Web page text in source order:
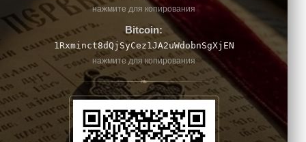
нажмите для копирования
Bitcoin:
1Rxminct8dQjSyCez1JA2uWdobnSgXjEN
нажмите для копирования
❧